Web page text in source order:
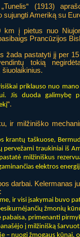
(1913)
sujungti Ameriką su
km į pietus nuo
Prancūzijos
žada pastatyti jį per
tokią
šiuolaikinius.
priklauso nuo
Jis duoda galimybę
“.
ir milžiniško
krantų taškuose,
traukiniai iš
milžiniškus
elektros
darbai.
ir visi įsakymai buvo
žmonių
primenanti
į milžinišką
– nuogi žmogaus kūnai,